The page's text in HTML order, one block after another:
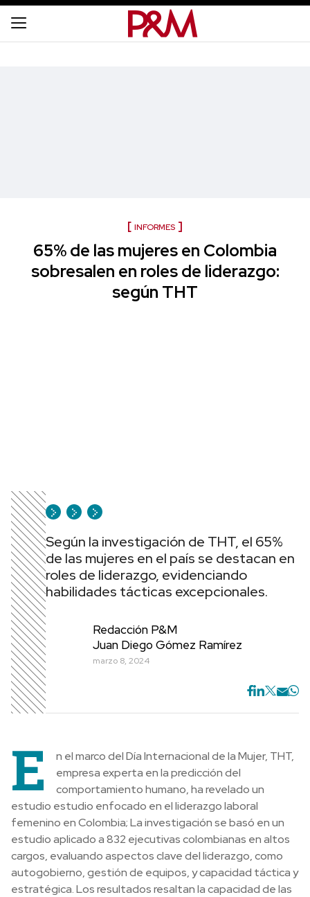
INFORMES
65% de las mujeres en Colombia
sobresalen en roles de liderazgo:
según THT
Según la investigación de THT, el 65%
de las mujeres en el país se destacan en
roles de liderazgo, evidenciando
habilidades tácticas excepcionales.
Redacción P&M
Juan Diego Gómez Ramírez
marzo 8, 2024
E
n el marco del Día Internacional de la Mujer, THT,
empresa experta en la predicción del
comportamiento humano, ha revelado un
estudio estudio enfocado en el liderazgo laboral
femenino en Colombia; La investigación se basó en un
estudio aplicado a 832 ejecutivas colombianas en altos
cargos, evaluando aspectos clave del liderazgo, como
autogobierno, gestión de equipos, y capacidad táctica y
estratégica. Los resultados resaltan la capacidad de las